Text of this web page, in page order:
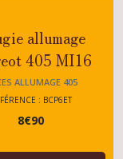
allumage
405 MI16
ALLUMAGE 405
: BCP6ET
8€90